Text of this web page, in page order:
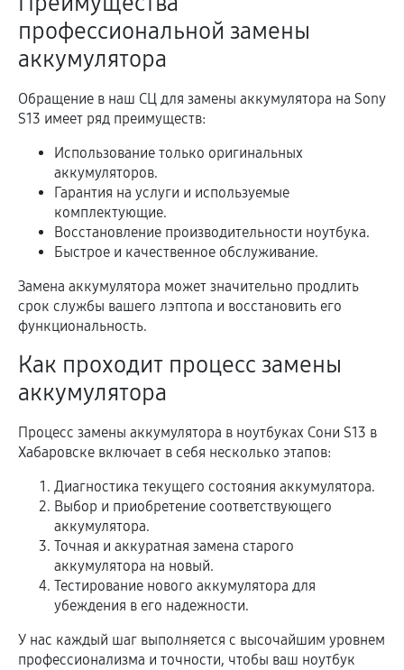
профессиональной замены
аккумулятора
Обращение в наш СЦ для замены аккумулятора на Sony
S13 имеет ряд преимуществ:
Использование только оригинальных
аккумуляторов.
Гарантия на услуги и используемые
комплектующие.
Восстановление производительности ноутбука.
Быстрое и качественное обслуживание.
Замена аккумулятора может значительно продлить
срок службы вашего лэптопа и восстановить его
функциональность.
Как проходит процесс замены
аккумулятора
Процесс замены аккумулятора в ноутбуках Сони S13 в
Хабаровске включает в себя несколько этапов:
Диагностика текущего состояния аккумулятора.
Выбор и приобретение соответствующего
аккумулятора.
Точная и аккуратная замена старого
аккумулятора на новый.
Тестирование нового аккумулятора для
убеждения в его надежности.
У нас каждый шаг выполняется с высочайшим уровнем
профессионализма и точности, чтобы ваш ноутбук